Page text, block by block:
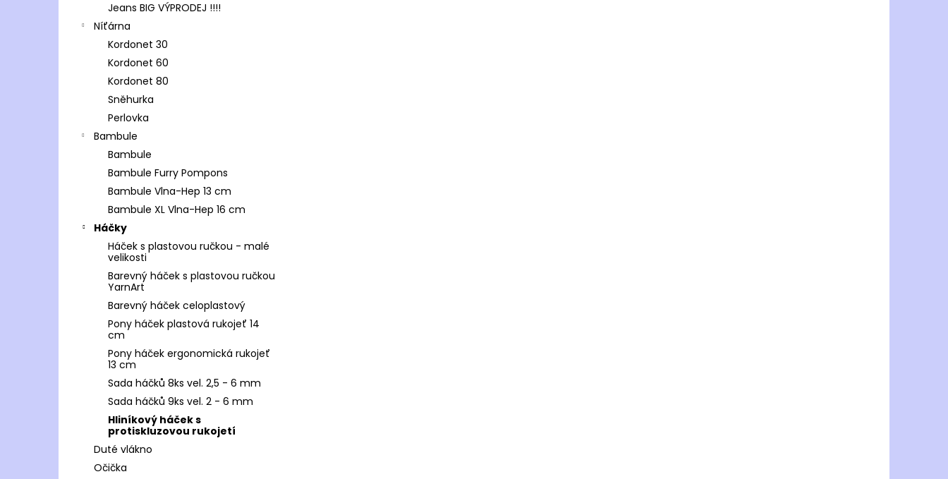
Jeans BIG VÝPRODEJ !!!!
Níťárna
Kordonet 30
Kordonet 60
Kordonet 80
Sněhurka
Perlovka
Bambule
Bambule
Bambule Furry Pompons
Bambule Vlna-Hep 13 cm
Bambule XL Vlna-Hep 16 cm
Háčky
Háček s plastovou ručkou - malé
velikosti
Barevný háček s plastovou ručkou
YarnArt
Barevný háček celoplastový
Pony háček plastová rukojeť 14
cm
Pony háček ergonomická rukojeť
13 cm
Sada háčků 8ks vel. 2,5 - 6 mm
Sada háčků 9ks vel. 2 - 6 mm
Hliníkový háček s
protiskluzovou rukojetí
Duté vlákno
Očička